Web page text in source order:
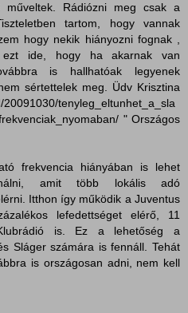
Rádiózni meg csak a
tartom, hogy vannak
hogy nekik hiányozni fognak ,
ezt ide, hogy ha akarnak van
is hallhatóak legyenek
sértettelek meg. Üdv Krisztina
tenyleg_eltunhet_a_sla
" Országos
frekvencia hiányában is lehet
amit több lokális adó
Itthon így működik a Juventus
lefedettséget elérő, 11
is. Ez a lehetőség a
Sláger számára is fennáll. Tehát
is országosan adni, nem kell